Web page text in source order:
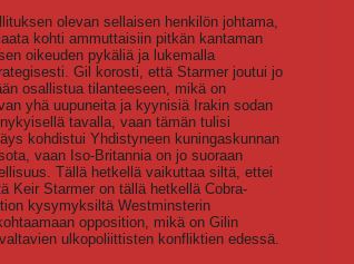
olevan sellaisen henkilön johtama,
kohti ammuttaisiin pitkän kantaman
oikeuden pykäliä ja lukemalla
Gil korosti, että Starmer joutui jo
osallistua tilanteeseen, mikä on
yhä uupuneita ja kyynisiä Irakin sodan
tavalla, vaan tämän tulisi
kohdistui Yhdistyneen kuningaskunnan
vaan Iso-Britannia on jo suoraan
Tällä hetkellä vaikuttaa siltä, ettei
Keir Starmer on tällä hetkellä Cobra-
kysymyksiltä Westminsterin
opposition, mikä on Gilin
ulkopoliittisten konfliktien edessä.